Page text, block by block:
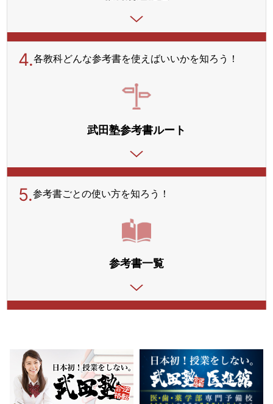
4.各教科どんな参考書を使えばいいかを知ろう！
武田塾参考書ルート
5.参考書ごとの使い方を知ろう！
参考書一覧